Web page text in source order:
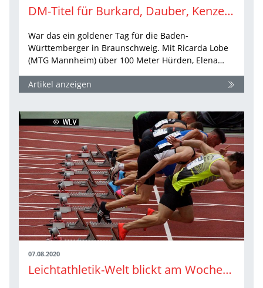
DM-Titel für Burkard, Dauber, Kenzel, Lobe und Bühler
War das ein goldener Tag für die Baden-
Württemberger in Braunschweig. Mit Ricarda Lobe
(MTG Mannheim) über 100 Meter Hürden, Elena…
Artikel anzeigen
07.08.2020
Leichtathletik-Welt blickt am Wochenende nach Braunschweig